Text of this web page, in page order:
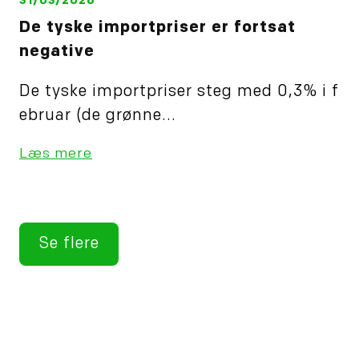
De tyske importpriser er fortsat
negative
De tyske importpriser steg med 0,3% i f
ebruar (de grønne...
Læs mere
Se flere